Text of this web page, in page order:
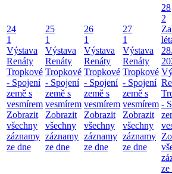
24
1
Výstava
Renáty
Tropkové
- Spojení
země s
vesmírem
Zobrazit
všechny
záznamy
ze dne
25
1
Výstava
Renáty
Tropkové
- Spojení
země s
vesmírem
Zobrazit
všechny
záznamy
ze dne
26
1
Výstava
Renáty
Tropkové
- Spojení
země s
vesmírem
Zobrazit
všechny
záznamy
ze dne
27
1
Výstava
Renáty
Tropkové
- Spojení
země s
vesmírem
Zobrazit
všechny
záznamy
ze dne
28
2
-
ze